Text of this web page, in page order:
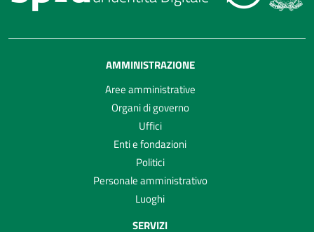
AMMINISTRAZIONE
Aree amministrative
Organi di governo
Uffici
Enti e fondazioni
Politici
Personale amministrativo
Luoghi
SERVIZI